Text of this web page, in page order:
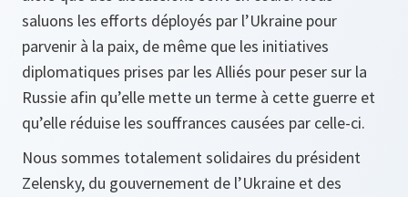
saluons les efforts déployés par l’Ukraine pour
parvenir à la paix, de même que les initiatives
diplomatiques prises par les Alliés pour peser sur la
Russie afin qu’elle mette un terme à cette guerre et
qu’elle réduise les souffrances causées par celle-ci.
Nous sommes totalement solidaires du président
Zelensky, du gouvernement de l’Ukraine et des